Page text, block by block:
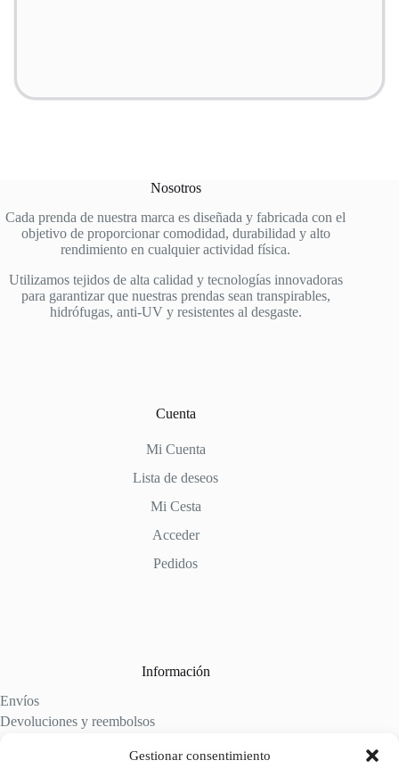
Gestionar consentimiento
Nosotros
Cada prenda de nuestra marca es diseñada y fabricada con el
objetivo de proporcionar comodidad, durabilidad y alto
rendimiento en cualquier actividad física.
Utilizamos tejidos de alta calidad y tecnologías innovadoras
para garantizar que nuestras prendas sean transpirables,
hidrófugas, anti-UV y resistentes al desgaste.
Cuenta
Mi Cuenta
Lista de deseos
Mi Cesta
Acceder
Pedidos
Información
Envíos
Devoluciones y reembolsos